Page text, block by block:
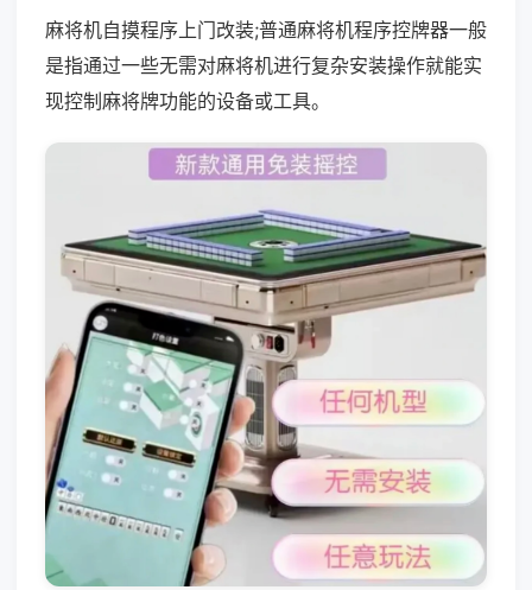
麻将机自摸程序上门改装;普通麻将机程序控牌器一般
是指通过一些无需对麻将机进行复杂安装操作就能实
现控制麻将牌功能的设备或工具。